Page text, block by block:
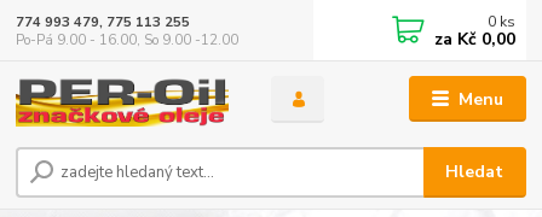
Menu
Hledat
774 993 479, 775 113 255
Po-Pá 9.00 - 16.00, So 9.00 -12.00
0 ks
za Kč 0,00